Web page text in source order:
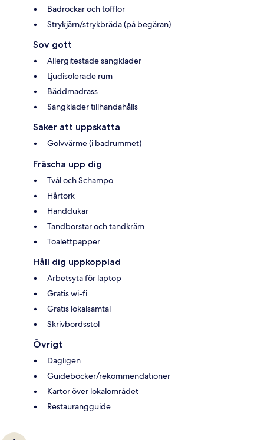
Badrockar och tofflor
Strykjärn/strykbräda (på begäran)
Sov gott
Allergitestade sängkläder
Ljudisolerade rum
Bäddmadrass
Sängkläder tillhandahålls
Saker att uppskatta
Golvvärme (i badrummet)
Fräscha upp dig
Tvål och Schampo
Hårtork
Handdukar
Tandborstar och tandkräm
Toalettpapper
Håll dig uppkopplad
Arbetsyta för laptop
Gratis wi-fi
Gratis lokalsamtal
Skrivbordsstol
Övrigt
Dagligen
Guideböcker/rekommendationer
Kartor över lokalområdet
Restaurangguide